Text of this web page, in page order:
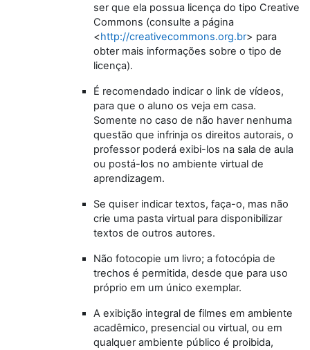
ser que ela possua licença do tipo Creative
Commons (consulte a página
<http://creativecommons.org.br> para
obter mais informações sobre o tipo de
licença).
É recomendado indicar o link de vídeos,
para que o aluno os veja em casa.
Somente no caso de não haver nenhuma
questão que infrinja os direitos autorais, o
professor poderá exibi-los na sala de aula
ou postá-los no ambiente virtual de
aprendizagem.
Se quiser indicar textos, faça-o, mas não
crie uma pasta virtual para disponibilizar
textos de outros autores.
Não fotocopie um livro; a fotocópia de
trechos é permitida, desde que para uso
próprio em um único exemplar.
A exibição integral de filmes em ambiente
acadêmico, presencial ou virtual, ou em
qualquer ambiente público é proibida,